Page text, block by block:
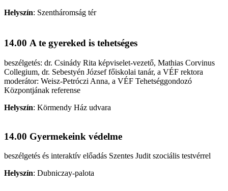
Helyszín: Szentháromság tér
14.00 A te gyereked is tehetséges
beszélgetés: dr. Csinády Rita képviselet-vezető, Mathias Corvinus
Collegium, dr. Sebestyén József főiskolai tanár, a VÉF rektora
moderátor: Weisz-Petróczi Anna, a VÉF Tehetséggondozó
Központjának referense
Helyszín: Körmendy Ház udvara
14.00 Gyermekeink védelme
beszélgetés és interaktív előadás Szentes Judit szociális testvérrel
Helyszín: Dubniczay-palota